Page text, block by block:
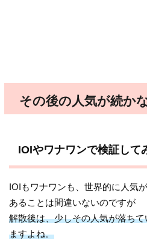
その後の人気が続か
IOIやワナワンで検証して
IOIもワナワンも、世界的に人気
あることは間違いないのですが
解散後は、少しその人気が落ち
ますよね。